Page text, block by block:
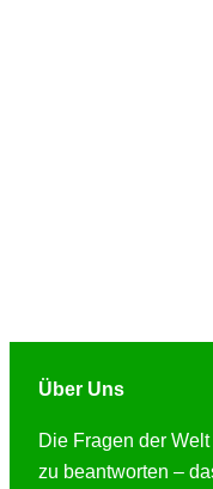
Über Uns
Die Fragen der
zu beantworten –